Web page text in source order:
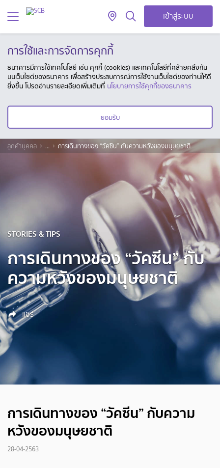
เข้าสู่ระบบ
การใช้และการจัดการคุกกี้
ธนาคารมีการใช้เทคโนโลยี เช่น คุกกี้ (cookies) และเทคโนโลยีที่คล้ายคลึงกัน
บนเว็บไซต์ของธนาคาร เพื่อสร้างประสบการณ์การใช้งานเว็บไซต์ของท่านให้ดี
ยิ่งขึ้น โปรดอ่านรายละเอียดเพิ่มเติมที่ นโยบายการใช้คุกกี้ของธนาคาร
ยอมรับ
ลูกค้าบุคคล ... การเดินทางของ “วัคซีน” กับความหวังของมนุษยชาติ
STORIES & TIPS
การเดินทางของ “วัคซีน” กับ
ความหวังของมนุษยชาติ
แชร์
การเดินทางของ “วัคซีน” กับความ
หวังของมนุษยชาติ
28-04-2563